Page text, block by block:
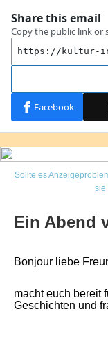
Sollte es
sie
Ein Abend
Bonjour liebe
macht euch bereit
Geschichten und